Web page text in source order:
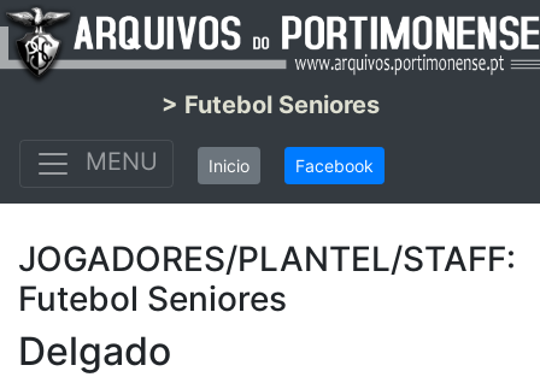
> Futebol Seniores
MENU
Inicio Facebook
JOGADORES/PLANTEL/STAFF:
Futebol Seniores
Delgado